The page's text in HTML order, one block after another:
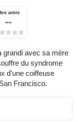
amis
--
grandi avec sa mère
du syndrome
d'une coiffeuse
Francisco.